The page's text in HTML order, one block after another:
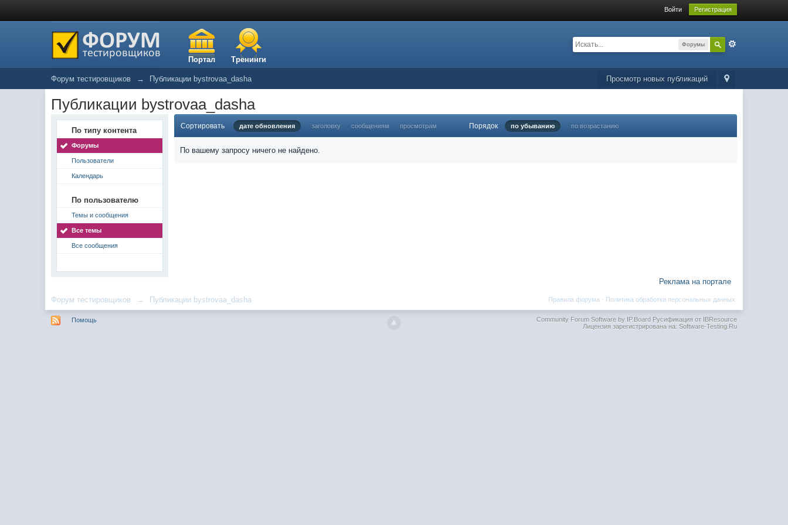
Войти Регистрация
Портал Тренинги
Форумы
Просмотр новых публикаций
Форум тестировщиков → Публикации bystrovaa_dasha
Публикации bystrovaa_dasha
По типу контента
Форумы
Пользователи
Календарь
По пользователю
Темы и сообщения
Все темы
Все сообщения
Сортировать дате обновления заголовку сообщениям просмотрам Порядок по убыванию по возрастанию
По вашему запросу ничего не найдено.
Реклама на портале
Форум тестировщиков → Публикации bystrovaa_dasha Политика обработки персональных данных
Правила форума ·
Помощь Community Forum Software by IP.BoardРусификация от IBResource
Лицензия зарегистрирована на: Software-Testing.Ru